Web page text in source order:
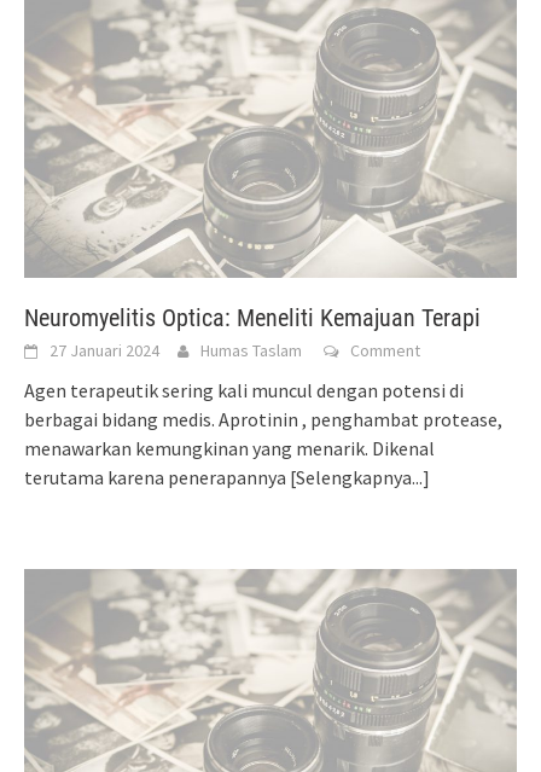
Neuromyelitis Optica: Meneliti Kemajuan Terapi
27 Januari 2024 Humas Taslam Comment
Agen terapeutik sering kali muncul dengan potensi di
berbagai bidang medis. Aprotinin , penghambat protease,
menawarkan kemungkinan yang menarik. Dikenal
terutama karena penerapannya [Selengkapnya...]